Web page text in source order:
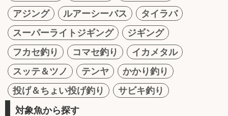
アジング
ルアーシーバス
タイラバ
スーパーライトジギング
ジギング
フカセ釣り
コマセ釣り
イカメタル
スッテ＆ツノ
テンヤ
かかり釣り
投げ＆ちょい投げ釣り
サビキ釣り
対象魚から探す